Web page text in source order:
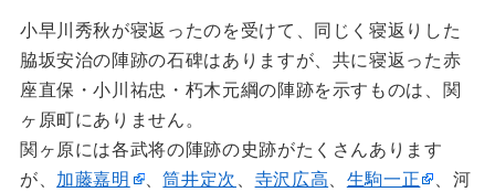
小早川秀秋が寝返ったのを受けて、同じく寝返りした
脇坂安治の陣跡の石碑はありますが、共に寝返った赤
座直保・小川祐忠・朽木元綱の陣跡を示すものは、関
ヶ原町にありません。
関ヶ原には各武将の陣跡の史跡がたくさんあります
が、 加藤嘉明 、筒井定次 、 寺沢広高、 生駒一正
、河